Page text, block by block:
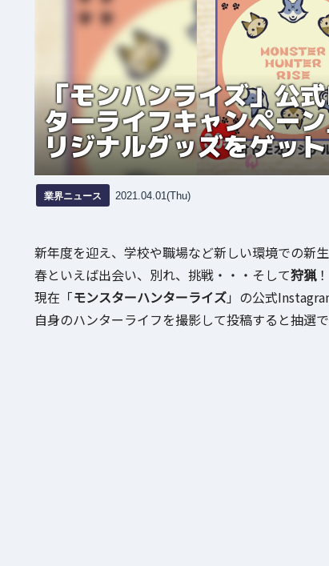
「モンハンライズ」公
ターライフキャンペー
リジナルグッズをゲッ
業界ニュース 2021.04.01(Thu)
新年度を迎え、学校や職場など新しい環境での新
春といえば出会い、別れ、挑戦・・・そして狩猟！
現在「モンスターハンターライズ」の公式
自身のハンターライフを撮影して投稿すると抽選